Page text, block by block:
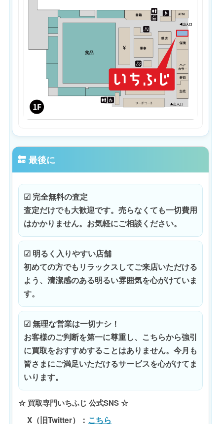
🔚 最後に
☑ 完全無料の査定
査定だけでも大歓迎です。売らなくても一切費用
はかかりません。お気軽にご相談ください。
☑ 明るく入りやすい店舗
初めての方でもリラックスしてご来店いただける
よう、清潔感のある明るい雰囲気を心がけていま
す。
☑ 無理な営業は一切ナシ！
お客様のご判断を第一に尊重し、こちらから強引
に買取をおすすめすることはありません。今月も
皆さまにご満足いただけるサービスを心がけてま
いります。
☆ 買取専門いちふじ 公式SNS ☆
X（旧Twitter）
： こちら